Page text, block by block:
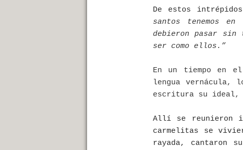
De estos
santos tenemos
debieron pasar sin
ser como ellos.”
En un tiempo en
lengua vernácula,
escritura su ideal,
Allí se reunieron
carmelitas se
rayada, cantaron